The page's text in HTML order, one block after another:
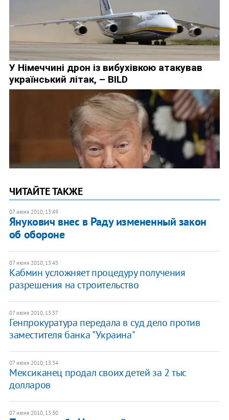
ЧИТАЙТЕ ТАКЖЕ
07 июня 2010, 13:49
Янукович внес в Раду измененный закон
об обороне
07 июня 2010, 13:45
Кабмин усложняет процедуру получения
разрешения на строительство
07 июня 2010, 13:37
Генпрокуратура передала в суд дело против
заместителя банка "Украина"
07 июня 2010, 13:34
Мексиканец продал своих детей за 2 тыс
долларов
07 июня 2010, 13:30